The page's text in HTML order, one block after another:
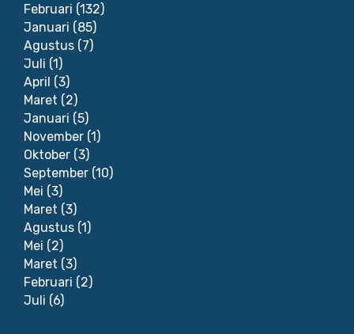
Februari (132)
Januari (85)
Agustus (7)
Juli (1)
April (3)
Maret (2)
Januari (5)
November (1)
Oktober (3)
September (10)
Mei (3)
Maret (3)
Agustus (1)
Mei (2)
Maret (3)
Februari (2)
Juli (6)